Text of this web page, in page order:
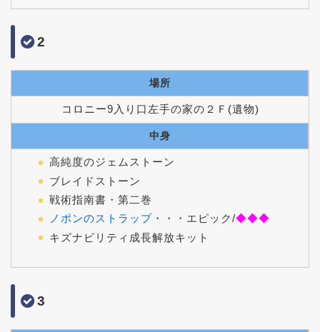
2
場所
コロニー9入り口左手の家の２Ｆ(遺物)
中身
高純度のジェムストーン
ブレイドストーン
戦術指南書・第二巻
ノポンのストラップ ・・・エピック/◆◆◆
キズナビリティ成長解放キット
3